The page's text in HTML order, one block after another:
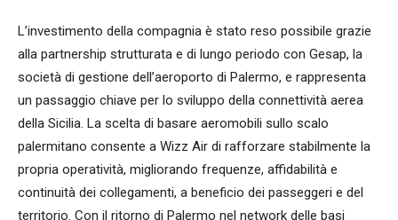
L’investimento della compagnia è stato reso possibile grazie
alla partnership strutturata e di lungo periodo con Gesap, la
società di gestione dell’aeroporto di Palermo, e rappresenta
un passaggio chiave per lo sviluppo della connettività aerea
della Sicilia. La scelta di basare aeromobili sullo scalo
palermitano consente a Wizz Air di rafforzare stabilmente la
propria operatività, migliorando frequenze, affidabilità e
continuità dei collegamenti, a beneficio dei passeggeri e del
territorio. Con il ritorno di Palermo nel network delle basi